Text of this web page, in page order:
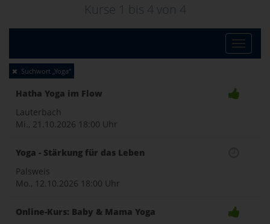
Kurse 1 bis 4von 4
Toggle
Suchwort „Yoga“
Hatha Yoga im Flow
Lauterbach
Mi., 21.10.2026 18:00 Uhr
Yoga - Stärkung für das Leben
Palsweis
Mo., 12.10.2026 18:00 Uhr
Online-Kurs: Baby & Mama Yoga